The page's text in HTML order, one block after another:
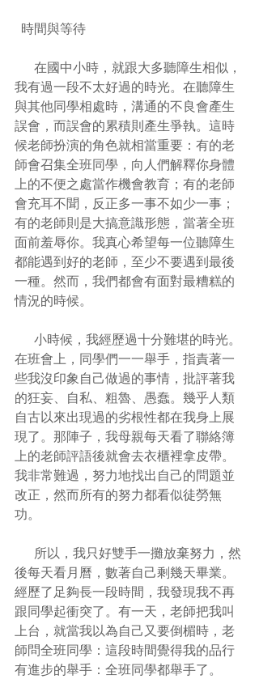
  時間與等待
我有過一段不太好過的時光。在聽障生
與其他同學相處時，溝通的不良會產生
誤會，而誤會的累積則產生爭執。這時
候老師扮演的角色就相當重要：有的老
師會召集全班同學，向人們解釋你身體
上的不便之處當作機會教育；有的老師
會充耳不聞，反正多一事不如少一事；
有的老師則是大搞意識形態，當著全班
面前羞辱你。我真心希望每一位聽障生
都能遇到好的老師，至少不要遇到最後
一種。然而，我們都會有面對最糟糕的
情況的時候。
在班會上，同學們一一舉手，指責著一
些我沒印象自己做過的事情，批評著我
的狂妄、自私、粗魯、愚蠢。幾乎人類
自古以來出現過的劣根性都在我身上展
現了。那陣子，我母親每天看了聯絡簿
上的老師評語後就會去衣櫃裡拿皮帶。
我非常難過，努力地找出自己的問題並
改正，然而所有的努力都看似徒勞無
功。
後每天看月曆，數著自己剩幾天畢業。
經歷了足夠長一段時間，我發現我不再
跟同學起衝突了。有一天，老師把我叫
上台，就當我以為自己又要倒楣時，老
師問全班同學：這段時間覺得我的品行
有進步的舉手：全班同學都舉手了。